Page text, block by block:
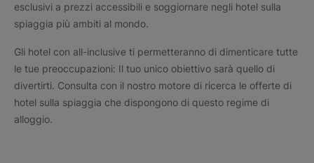
esclusivi a prezzi accessibili e soggiornare negli hotel sulla
spiaggia più ambiti al mondo.
Gli hotel con all-inclusive ti permetteranno di dimenticare tutte
le tue preoccupazioni: Il tuo unico obiettivo sarà quello di
divertirti. Consulta con il nostro motore di ricerca le offerte di
hotel sulla spiaggia che dispongono di questo regime di
alloggio.